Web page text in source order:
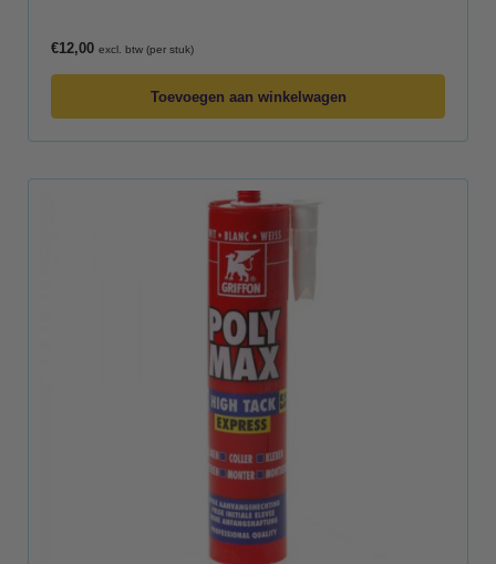
€12,00 excl. btw (per stuk)
Toevoegen aan winkelwagen